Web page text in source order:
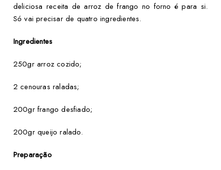
deliciosa receita de arroz de frango no forno é para si.
Só vai precisar de quatro ingredientes.
Ingredientes
250gr arroz cozido;
2 cenouras raladas;
200gr frango desfiado;
200gr queijo ralado.
Preparação